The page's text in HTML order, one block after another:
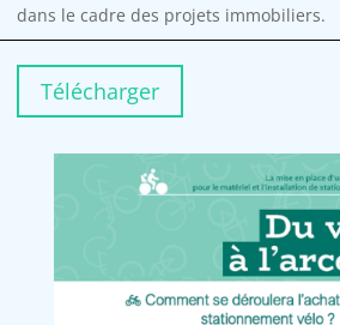
dans le cadre des projets immobiliers.
Télécharger